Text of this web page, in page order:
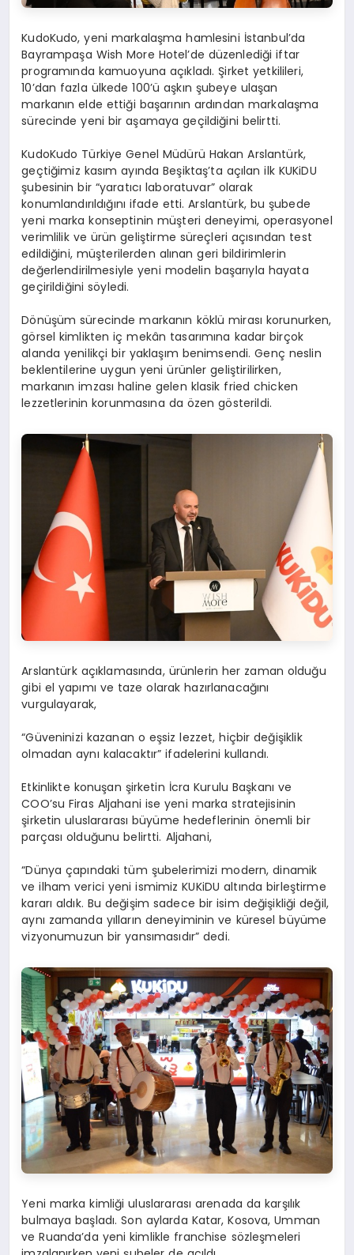
KudoKudo, yeni markalaşma hamlesini İstanbul’da
Bayrampaşa Wish More Hotel’de düzenlediği iftar
programında kamuoyuna açıkladı. Şirket yetkilileri,
10’dan fazla ülkede 100’ü aşkın şubeye ulaşan
markanın elde ettiği başarının ardından markalaşma
sürecinde yeni bir aşamaya geçildiğini belirtti.
KudoKudo Türkiye Genel Müdürü Hakan Arslantürk,
geçtiğimiz kasım ayında Beşiktaş’ta açılan ilk KUKiDU
şubesinin bir “yaratıcı laboratuvar” olarak
konumlandırıldığını ifade etti. Arslantürk, bu şubede
yeni marka konseptinin müşteri deneyimi, operasyonel
verimlilik ve ürün geliştirme süreçleri açısından test
edildiğini, müşterilerden alınan geri bildirimlerin
değerlendirilmesiyle yeni modelin başarıyla hayata
geçirildiğini söyledi.
Dönüşüm sürecinde markanın köklü mirası korunurken,
görsel kimlikten iç mekân tasarımına kadar birçok
alanda yenilikçi bir yaklaşım benimsendi. Genç neslin
beklentilerine uygun yeni ürünler geliştirilirken,
markanın imzası haline gelen klasik fried chicken
lezzetlerinin korunmasına da özen gösterildi.
Arslantürk açıklamasında, ürünlerin her zaman olduğu
gibi el yapımı ve taze olarak hazırlanacağını
vurgulayarak,
“Güveninizi kazanan o eşsiz lezzet, hiçbir değişiklik
olmadan aynı kalacaktır” ifadelerini kullandı.
Etkinlikte konuşan şirketin İcra Kurulu Başkanı ve
COO’su Firas Aljahani ise yeni marka stratejisinin
şirketin uluslararası büyüme hedeflerinin önemli bir
parçası olduğunu belirtti. Aljahani,
“Dünya çapındaki tüm şubelerimizi modern, dinamik
ve ilham verici yeni ismimiz KUKiDU altında birleştirme
kararı aldık. Bu değişim sadece bir isim değişikliği değil,
aynı zamanda yılların deneyiminin ve küresel büyüme
vizyonumuzun bir yansımasıdır” dedi.
Yeni marka kimliği uluslararası arenada da karşılık
bulmaya başladı. Son aylarda Katar, Kosova, Umman
ve Ruanda’da yeni kimlikle franchise sözleşmeleri